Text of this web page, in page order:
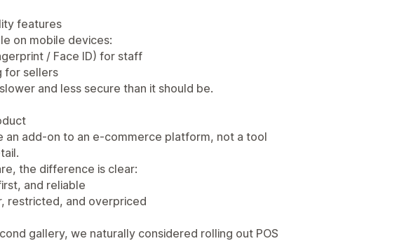
features
on mobile devices:
/ Face ID) for staff
for sellers
and less secure than it should be.
an add-on to an e-commerce platform, not a tool
the difference is clear:
and reliable
restricted, and overpriced
gallery, we naturally considered rolling out POS